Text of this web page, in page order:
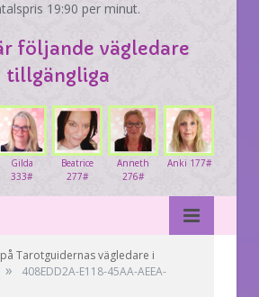
19:90 per minut.
följande vägledare
tillgängliga
Anki 177#
Anneth
276#
Beatrice
277#
Gilda
333#
Tarotguidernas vägledare i
»
408EDD2A-E118-45AA-AEEA-